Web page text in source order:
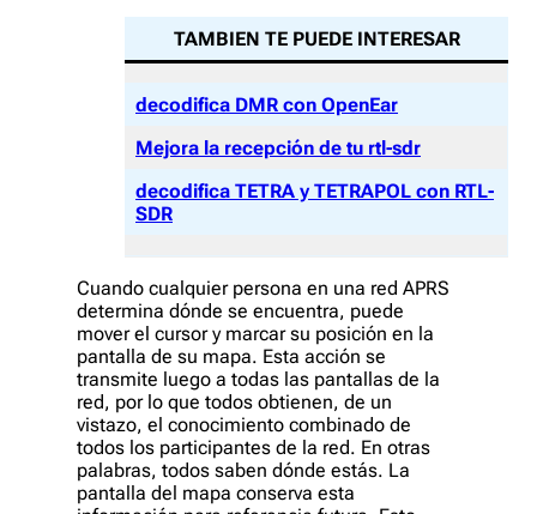
TAMBIEN TE PUEDE INTERESAR
decodifica DMR con OpenEar
Mejora la recepción de tu rtl-sdr
decodifica TETRA y TETRAPOL con RTL-
SDR
Cuando cualquier persona en una red APRS
determina dónde se encuentra, puede
mover el cursor y marcar su posición en la
pantalla de su mapa. Esta acción se
transmite luego a todas las pantallas de la
red, por lo que todos obtienen, de un
vistazo, el conocimiento combinado de
todos los participantes de la red. En otras
palabras, todos saben dónde estás. La
pantalla del mapa conserva esta